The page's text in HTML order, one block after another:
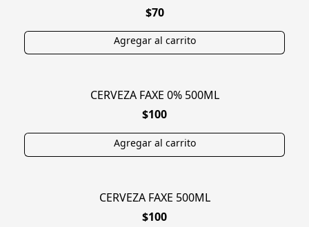
$70
CERVEZA FAXE 0% 500ML
$100
CERVEZA FAXE 500ML
$100